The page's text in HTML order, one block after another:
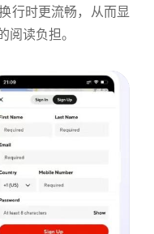
行时更流畅，从而显
阅读负担。